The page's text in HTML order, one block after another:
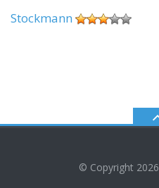
Stockmann
© Copyright 2026